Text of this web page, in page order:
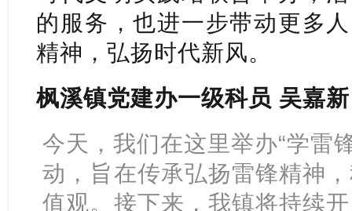
的服务，也进一步带动更多
精神，弘扬时代新风。
枫溪镇党建办一级科员 吴嘉
今天，我们在这里举办“学雷
动，旨在传承弘扬雷锋精神
值观。接下来，我镇将持续